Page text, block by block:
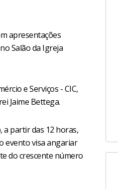
apresentações
Salão da Igreja
e Serviços - CIC,
Jaime Bettega.
a partir das 12 horas,
evento visa angariar
do crescente número